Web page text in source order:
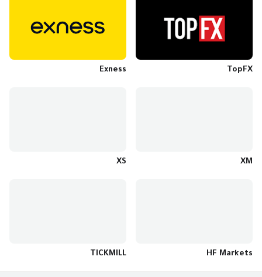
TopFX
Exness
XM
XS
HF Markets
TICKMILL